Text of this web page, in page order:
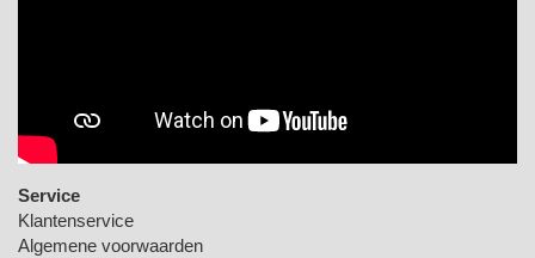
Service
Klantenservice
Algemene voorwaarden